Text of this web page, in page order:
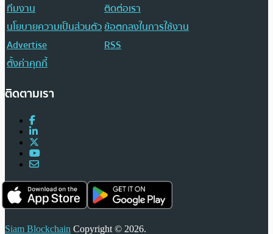
ทีมงาน
ติดต่อเรา
นโยบายความเป็นส่วนตัวข้อตกลงในการใช้งาน
Advertise
RSS
ตั้งค่าคุกกี้
ติดตามเรา
Siam Blockchain Copyright © 2026.